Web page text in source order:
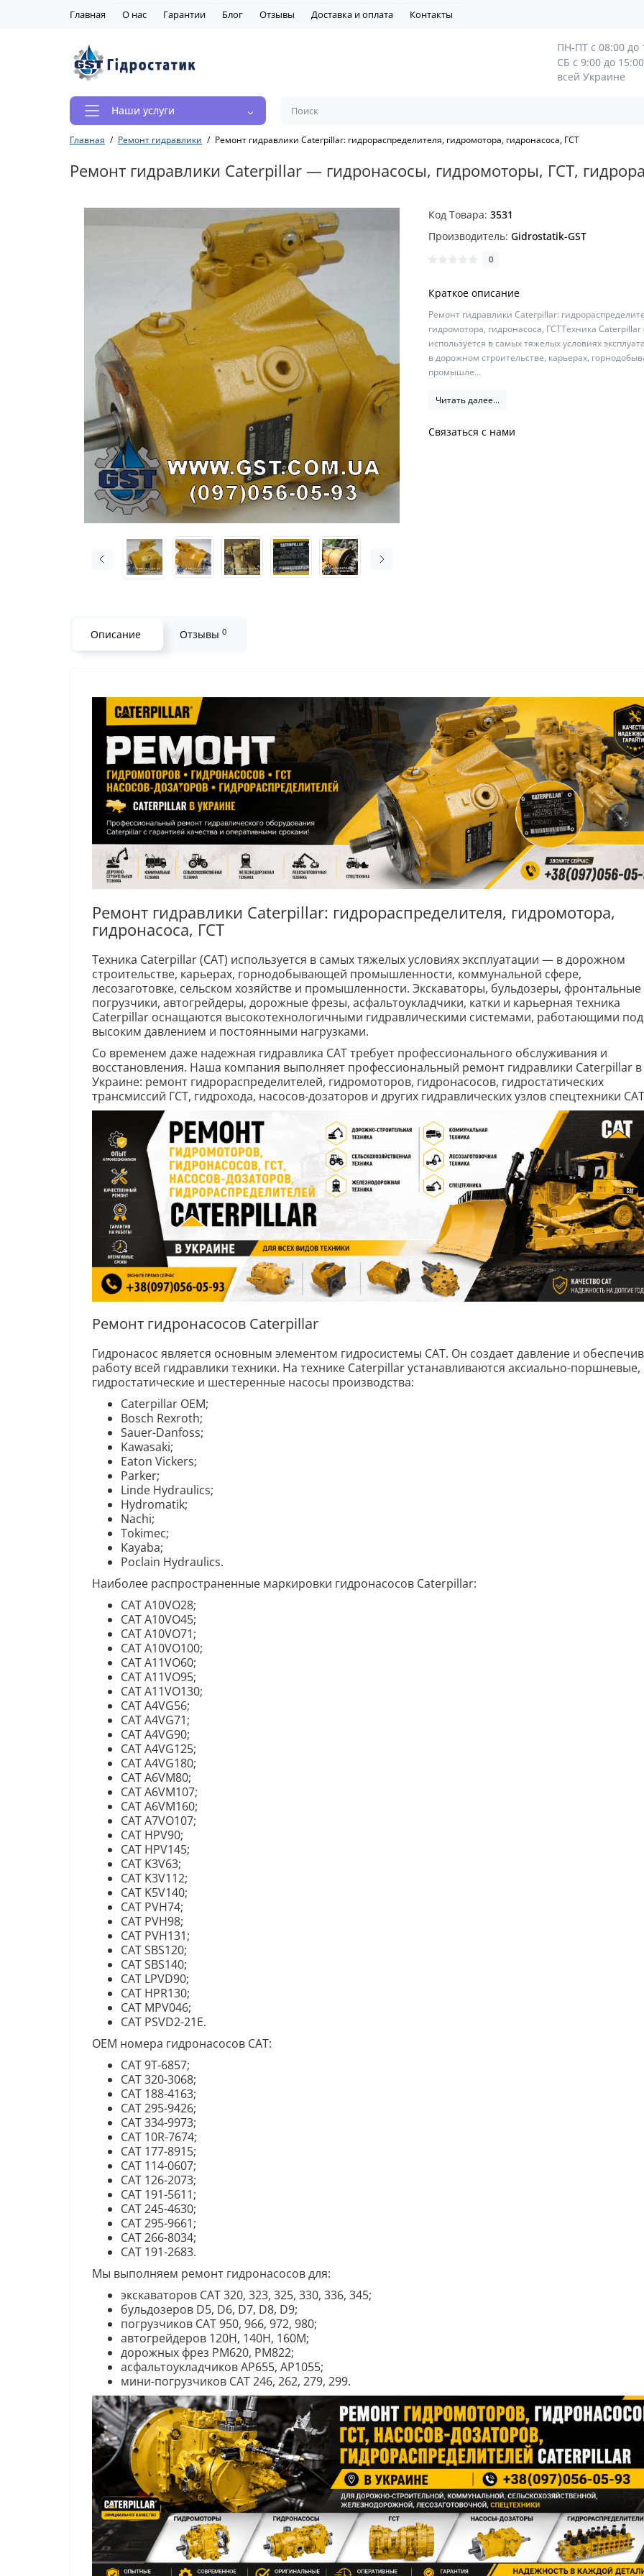
Главная О нас Гарантии Блог Отзывы Доставка и оплата Контакты
ПН-ПТ с 08:00 до
СБ с 9:00 до
всей Украине
Наши услуги
Главная Ремонт гидравлики Ремонт гидравлики Caterpillar: гидрораспределителя, гидромотора, гидронасоса, ГСТ
Ремонт гидравлики Caterpillar — гидронасосы, гидромоторы, ГСТ,
Код Товара:3531
Производитель:Gidrostatik-GST
0
Краткое описание
Ремонт гидравлики Caterpillar:
гидромотора, гидронасоса, ГСТТехника Caterpillar
используется в самых тяжелых условиях
в дорожном строительстве, карьерах,
промышле...
Читать далее...
Связаться с нами
Описание Отзывы 0
Ремонт гидравлики Caterpillar: гидрораспределителя, гидромотора,
гидронасоса, ГСТ
Техника Caterpillar (CAT) используется в самых тяжелых условиях эксплуатации — в дорожном
строительстве, карьерах, горнодобывающей промышленности, коммунальной сфере,
лесозаготовке, сельском хозяйстве и промышленности. Экскаваторы, бульдозеры, фронтальные
погрузчики, автогрейдеры, дорожные фрезы, асфальтоукладчики, катки и карьерная техника
Caterpillar оснащаются высокотехнологичными гидравлическими системами, работающими под
высоким давлением и постоянными нагрузками.
Со временем даже надежная гидравлика CAT требует профессионального обслуживания и
восстановления. Наша компания выполняет профессиональный ремонт гидравлики Caterpillar в
Украине: ремонт гидрораспределителей, гидромоторов, гидронасосов, гидростатических
трансмиссий ГСТ, гидрохода, насосов-дозаторов и других гидравлических узлов спецтехники
Ремонт гидронасосов Caterpillar
Гидронасос является основным элементом гидросистемы CAT. Он создает давление и
работу всей гидравлики техники. На технике Caterpillar устанавливаются аксиально-поршневые,
гидростатические и шестеренные насосы производства:
Caterpillar OEM;
Bosch Rexroth;
Sauer-Danfoss;
Kawasaki;
Eaton Vickers;
Parker;
Linde Hydraulics;
Hydromatik;
Nachi;
Tokimec;
Kayaba;
Poclain Hydraulics.
Наиболее распространенные маркировки гидронасосов Caterpillar:
CAT A10VO28;
CAT A10VO45;
CAT A10VO71;
CAT A10VO100;
CAT A11VO60;
CAT A11VO95;
CAT A11VO130;
CAT A4VG56;
CAT A4VG71;
CAT A4VG90;
CAT A4VG125;
CAT A4VG180;
CAT A6VM80;
CAT A6VM107;
CAT A6VM160;
CAT A7VO107;
CAT HPV90;
CAT HPV145;
CAT K3V63;
CAT K3V112;
CAT K5V140;
CAT PVH74;
CAT PVH98;
CAT PVH131;
CAT SBS120;
CAT SBS140;
CAT LPVD90;
CAT HPR130;
CAT MPV046;
CAT PSVD2-21E.
OEM номера гидронасосов CAT:
CAT 9T-6857;
CAT 320-3068;
CAT 188-4163;
CAT 295-9426;
CAT 334-9973;
CAT 10R-7674;
CAT 177-8915;
CAT 114-0607;
CAT 126-2073;
CAT 191-5611;
CAT 245-4630;
CAT 295-9661;
CAT 266-8034;
CAT 191-2683.
Мы выполняем ремонт гидронасосов для:
экскаваторов CAT 320, 323, 325, 330, 336, 345;
бульдозеров D5, D6, D7, D8, D9;
погрузчиков CAT 950, 966, 972, 980;
автогрейдеров 120H, 140H, 160M;
дорожных фрез PM620, PM822;
асфальтоукладчиков AP655, AP1055;
мини-погрузчиков CAT 246, 262, 279, 299.